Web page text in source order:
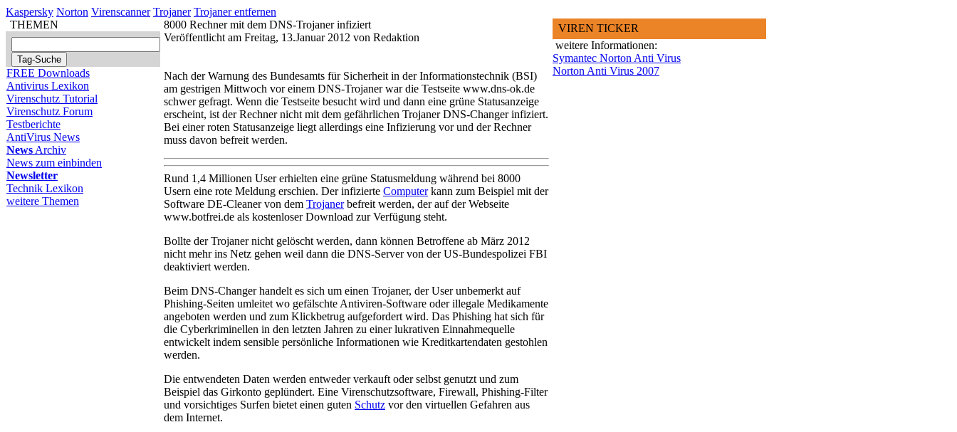
Kaspersky Norton Virenscanner Trojaner Trojaner entfernen
THEMEN
FREE Downloads
Antivirus Lexikon
Virenschutz Tutorial
Virenschutz Forum
Testberichte
AntiVirus News
News Archiv
News zum einbinden
Newsletter
Technik Lexikon
weitere Themen
8000 Rechner mit dem DNS-Trojaner infiziert
Veröffentlicht am Freitag, 13.Januar 2012 von Redaktion
Nach der Warnung des Bundesamts für Sicherheit in der Informationstechnik (BSI)
am gestrigen Mittwoch vor einem DNS-Trojaner war die Testseite www.dns-ok.de
schwer gefragt. Wenn die Testseite besucht wird und dann eine grüne Statusanzeige
erscheint, ist der Rechner nicht mit dem gefährlichen Trojaner DNS-Changer infiziert.
Bei einer roten Statusanzeige liegt allerdings eine Infizierung vor und der Rechner
muss davon befreit werden.
Rund 1,4 Millionen User erhielten eine grüne Statusmeldung während bei 8000
Usern eine rote Meldung erschien. Der infizierte Computerkann zum Beispiel mit der
Software DE-Cleaner von dem Trojanerbefreit werden, der auf der Webseite
www.botfrei.de als kostenloser Download zur Verfügung steht.
Bollte der Trojaner nicht gelöscht werden, dann können Betroffene ab März 2012
nicht mehr ins Netz gehen weil dann die DNS-Server von der US-Bundespolizei FBI
deaktiviert werden.
Beim DNS-Changer handelt es sich um einen Trojaner, der User unbemerkt auf
Phishing-Seiten umleitet wo gefälschte Antiviren-Software oder illegale Medikamente
angeboten werden und zum Klickbetrug aufgefordert wird. Das Phishing hat sich für
die Cyberkriminellen in den letzten Jahren zu einer lukrativen Einnahmequelle
entwickelt indem sensible persönliche Informationen wie Kreditkartendaten gestohlen
werden.
Die entwendeten Daten werden entweder verkauft oder selbst genutzt und zum
Beispiel das Girkonto geplündert. Eine Virenschutzsoftware, Firewall, Phishing-Filter
und vorsichtiges Surfen bietet einen guten Schutz vor den virtuellen Gefahren aus
dem Internet.
VIREN TICKER
weitere Informationen:
Symantec Norton Anti Virus
Norton Anti Virus 2007